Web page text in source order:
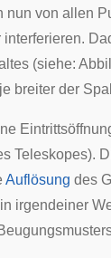
nun von allen
(siehe:
breiter der
Teleskopes).
Auflösung des
irgendeiner